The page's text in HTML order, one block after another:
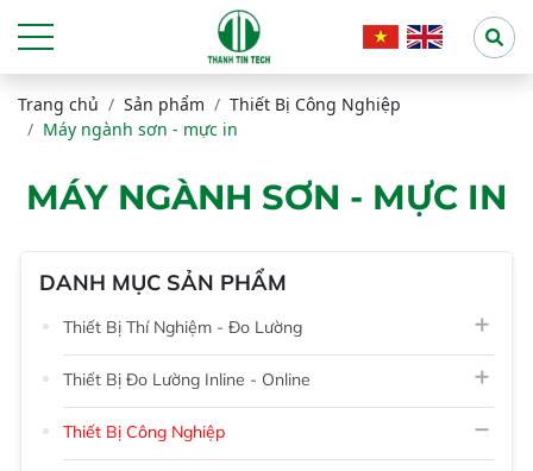
Trang chủ Sản phẩm
Thiết Bị Công Nghiệp
Máy ngành sơn - mực in
MÁY NGÀNH SƠN - MỰC IN
DANH MỤC SẢN PHẨM
Thiết Bị Thí Nghiệm - Đo Lường
Thiết Bị Đo Lường Inline - Online
Thiết Bị Công Nghiệp